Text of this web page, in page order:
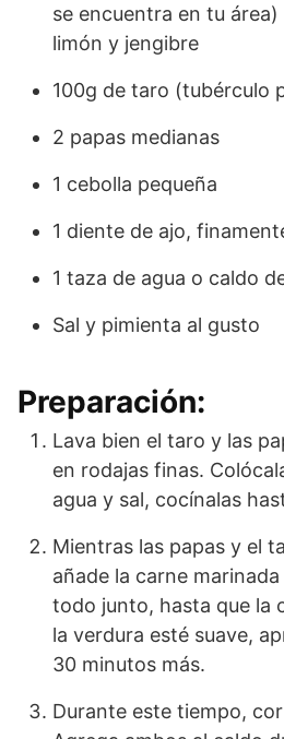
se encuentra en tu
limón y jengibre
100g de taro (tubérculo
2 papas medianas
1 cebolla pequeña
1 diente de ajo,
1 taza de agua o caldo
Sal y pimienta al gusto
Preparación:
Lava bien el taro y las
en rodajas finas.
agua y sal, cocínalas
Mientras las papas y el
añade la carne
todo junto, hasta que la
la verdura esté suave,
30 minutos más.
Durante este tiempo,